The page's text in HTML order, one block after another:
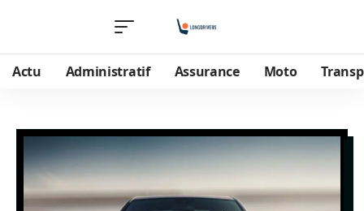
Actu Administratif Assurance Moto